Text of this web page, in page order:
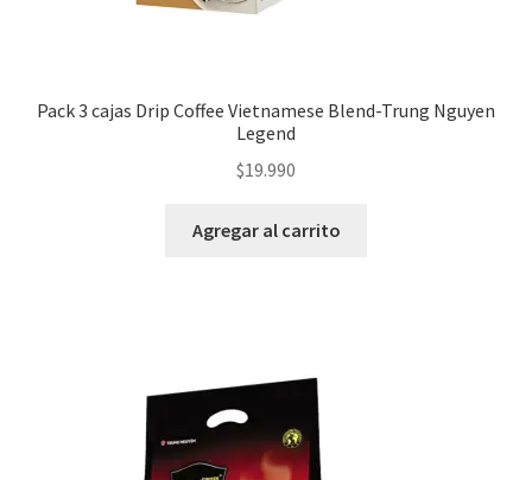
Pack 3 cajas Drip Coffee Vietnamese Blend-Trung Nguyen
Legend
$19.990
Agregar al carrito